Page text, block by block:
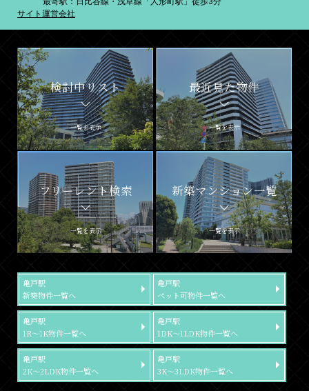
サイト運営会社
検討中リスト
一覧を表示
最近見た物件
一覧を表示
フリーレント検索
一覧を表示
新築マンション一覧
一覧を表示
亀戸駅
新築物件一覧へ
亀戸駅
ペット可物件一覧へ
亀戸駅
1R～1K物件一覧へ
亀戸駅
1DK～1LDK物件一覧へ
亀戸駅
2K～2LDK物件一覧へ
亀戸駅
3K～3LDK物件一覧へ